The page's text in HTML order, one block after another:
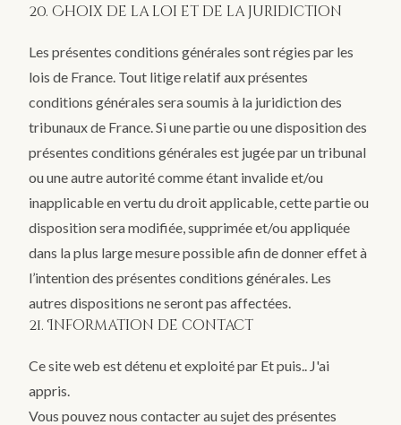
20. Choix de la loi et de la juridiction
Les présentes conditions générales sont régies par les
lois de France. Tout litige relatif aux présentes
conditions générales sera soumis à la juridiction des
tribunaux de France. Si une partie ou une disposition des
présentes conditions générales est jugée par un tribunal
ou une autre autorité comme étant invalide et/ou
inapplicable en vertu du droit applicable, cette partie ou
disposition sera modifiée, supprimée et/ou appliquée
dans la plus large mesure possible afin de donner effet à
l’intention des présentes conditions générales. Les
autres dispositions ne seront pas affectées.
21. Information de contact
Ce site web est détenu et exploité par Et puis.. J'ai
appris.
Vous pouvez nous contacter au sujet des présentes